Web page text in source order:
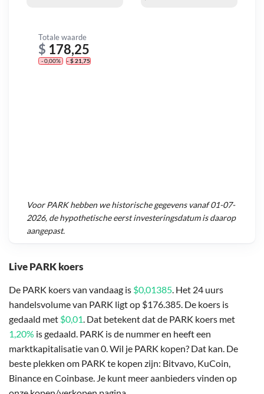
Live PARK koers
De PARK koers van vandaag is $0,01385. Het 24 uurs
handelsvolume van PARK ligt op $176.385. De koers is
gedaald met $0,01. Dat betekent dat de PARK koers met
1,20% is gedaald. PARK is de nummer en heeft een
marktkapitalisatie van 0. Wil je PARK kopen? Dat kan. De
beste plekken om PARK te kopen zijn: Bitvavo, KuCoin,
Binance en Coinbase. Je kunt meer aanbieders vinden op
Totale waarde
$ 178,25
- 0,00% - $ 21,75
VoorPARKhebben we historische gegevens vanaf01-07-
2026, de hypothetische eerst investeringsdatum is daarop
aangepast.